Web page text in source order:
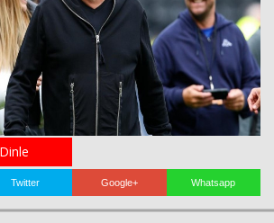
Twitter Google+ Whatsapp
KÜNYE
İLETİŞİM
Haberin Doğru Adresi.